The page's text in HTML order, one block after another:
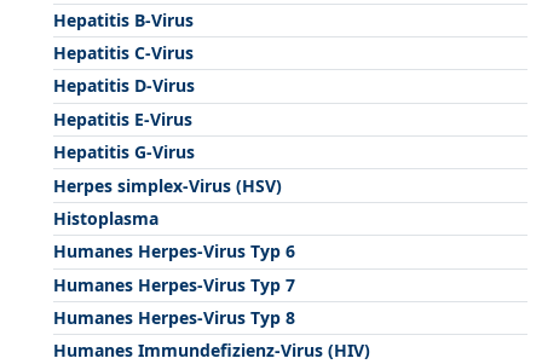
Hepatitis B-Virus
Hepatitis C-Virus
Hepatitis D-Virus
Hepatitis E-Virus
Hepatitis G-Virus
Herpes simplex-Virus (HSV)
Histoplasma
Humanes Herpes-Virus Typ 6
Humanes Herpes-Virus Typ 7
Humanes Herpes-Virus Typ 8
Humanes Immundefizienz-Virus (HIV)